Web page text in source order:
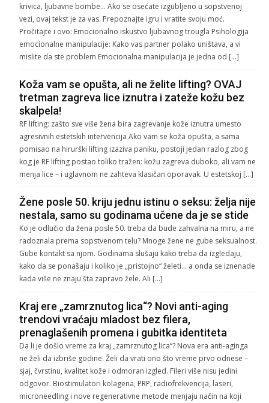
krivica, ljubavne bombe… Ako se osećate izgubljeno u sopstvenoj
vezi, ovaj tekst je za vas. Prepoznajte igru i vratite svoju moć.
Pročitajte i ovo: Emocionalno iskustvo ljubavnog trougla Psihologija
emocionalne manipulacije: Kako vas partner polako uništava, a vi
mislite da ste problem Emocionalna manipulacija je jedna od […]
Koža vam se opušta, ali ne želite lifting? OVAJ
tretman zagreva lice iznutra i zateže kožu bez
skalpela!
RF lifting: zašto sve više žena bira zagrevanje kože iznutra umesto
agresivnih estetskih intervencija Ako vam se koža opušta, a sama
pomisao na hirurški lifting izaziva paniku, postoji jedan razlog zbog
kog je RF lifting postao toliko tražen: kožu zagreva duboko, ali vam ne
menja lice – i uglavnom ne zahteva klasičan oporavak. U estetskoj […]
Žene posle 50. kriju jednu istinu o seksu: želja nije
nestala, samo su godinama učene da je se stide
Ko je odlučio da žena posle 50. treba da bude zahvalna na miru, a ne
radoznala prema sopstvenom telu? Mnoge žene ne gube seksualnost.
Gube kontakt sa njom. Godinama slušaju kako treba da izgledaju,
kako da se ponašaju i koliko je „pristojno“ želeti… a onda se iznenade
kada više ne znaju šta zapravo žele. Ali […]
Kraj ere „zamrznutog lica“? Novi anti-aging
trendovi vraćaju mladost bez filera,
prenaglašenih promena i gubitka identiteta
Da li je došlo vreme za kraj „zamrznutog lica“? Nova era anti-aginga
ne želi da izbriše godine. Želi da vrati ono što vreme prvo odnese –
sjaj, čvrstinu, kvalitet kože i odmoran izgled. Fileri više nisu jedini
odgovor. Biostimulatori kolagena, PRP, radiofrekvencija, laseri,
microneedling i nove regenerativne metode menjaju način na koji